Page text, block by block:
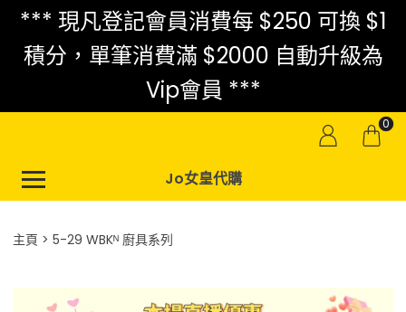
*** 現凡登記會員消費每 $250 可換 $1
積分，單筆消費滿 $2000 自動升級為
Vip會員 ***
0
Jo女皇代購
主頁 5-29 WBKᴺ 廚具系列